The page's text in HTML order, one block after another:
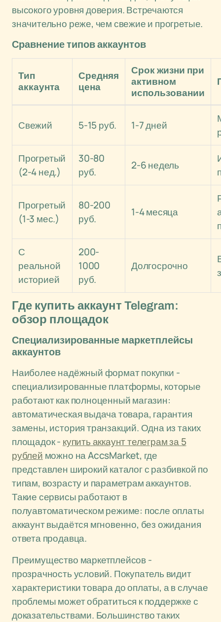
высокого уровня доверия. Встречаются
значительно реже, чем свежие и прогретые.
Сравнение типов аккаунтов
Тип
аккаунта
Средняя
цена
Срок жизни при
активном
использовании
Свежий 5-15 руб. 1-7 дней
Прогретый
(2-4 нед.)
30-80
руб.
2-6 недель
Прогретый
(1-3 мес.)
80-200
руб.
1-4 месяца
С
реальной
историей
200-
1000
руб.
Долгосрочно
Где купить аккаунт Telegram:
обзор площадок
Специализированные маркетплейсы
аккаунтов
Наиболее надёжный формат покупки -
специализированные платформы, которые
работают как полноценный магазин:
автоматическая выдача товара, гарантия
замены, история транзакций. Одна из таких
площадок - купить аккаунт телеграм за 5
рублей можно на AccsMarket, где
представлен широкий каталог с разбивкой по
типам, возрасту и параметрам аккаунтов.
Такие сервисы работают в
полуавтоматическом режиме: после оплаты
аккаунт выдаётся мгновенно, без ожидания
ответа продавца.
Преимущество маркетплейсов -
прозрачность условий. Покупатель видит
характеристики товара до оплаты, а в случае
проблемы может обратиться к поддержке с
доказательствами. Большинство таких